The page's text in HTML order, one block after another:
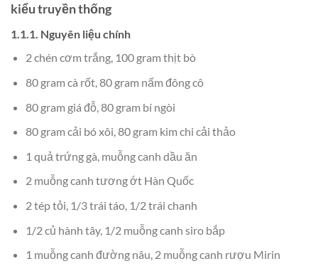
kiểu truyền thống
1.1.1. Nguyên liệu chính
2 chén cơm trắng, 100 gram thịt bò
80 gram cà rốt, 80 gram nấm đông cô
80 gram giá đỗ, 80 gram bí ngòi
80 gram cải bó xôi, 80 gram kim chi cải thảo
1 quả trứng gà, muỗng canh dầu ăn
2 muỗng canh tương ớt Hàn Quốc
2 tép tỏi, 1/3 trái táo, 1/2 trái chanh
1/2 củ hành tây, 1/2 muỗng canh siro bắp
1 muỗng canh đường nâu, 2 muỗng canh rượu Mirin